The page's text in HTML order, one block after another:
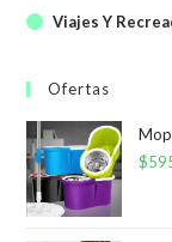
Viajes Y
Ofertas
$